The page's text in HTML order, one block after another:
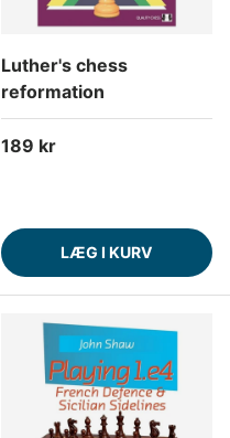
Luther's chess
reformation
Normalpris
189 kr
LÆG I KURV